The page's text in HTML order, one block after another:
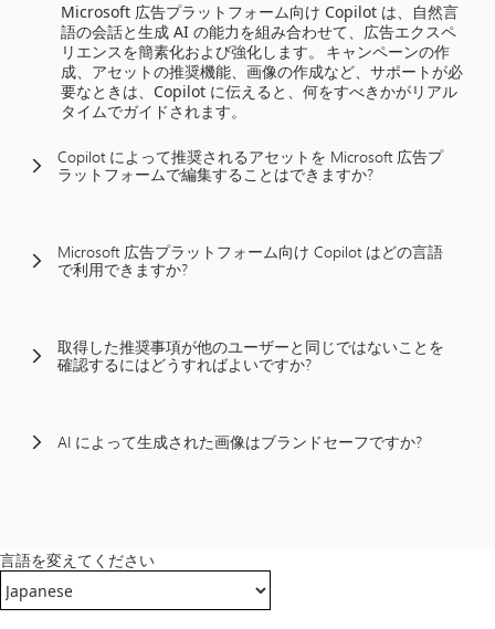
Microsoft 広告プラットフォーム向け Copilot は、自然言
語の会話と生成 AI の能力を組み合わせて、広告エクスペ
リエンスを簡素化および強化します。 キャンペーンの作
成、アセットの推奨機能、画像の作成など、サポートが必
要なときは、Copilot に伝えると、何をすべきかがリアル
タイムでガイドされます。
Copilot によって推奨されるアセットを Microsoft 広告プ
ラットフォームで編集することはできますか?
Microsoft 広告プラットフォーム向け Copilot はどの言語
で利用できますか?
取得した推奨事項が他のユーザーと同じではないことを
確認するにはどうすればよいですか?
AI によって生成された画像はブランドセーフですか?
言語を変えてください